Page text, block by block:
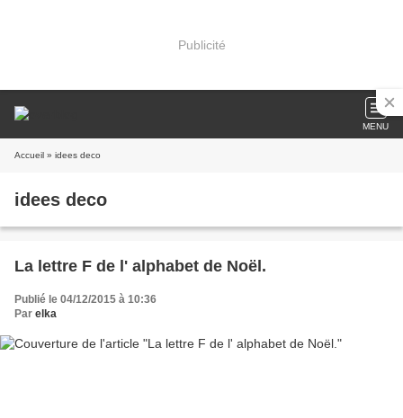
Publicité
MENU
Accueil » idees deco
idees deco
La lettre F de l' alphabet de Noël.
Publié le 04/12/2015 à 10:36
Par elka